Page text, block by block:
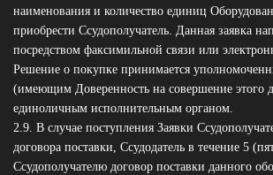
наименования и количество единиц
приобрести Ссудополучатель. Данная заявка
посредством факсимильной связи или
Решение о покупке принимается
(имеющим Доверенность на совершение этого
единоличным исполнительным органом.
2.9. В случае поступления Заявки
договора поставки, Ссудодатель в течение 5
Ссудополучателю договор поставки данного